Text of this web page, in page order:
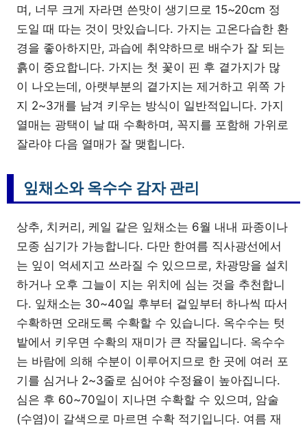
며, 너무 크게 자라면 쓴맛이 생기므로 15~20cm 정
도일 때 따는 것이 맛있습니다. 가지는 고온다습한 환
경을 좋아하지만, 과습에 취약하므로 배수가 잘 되는
흙이 중요합니다. 가지는 첫 꽃이 핀 후 곁가지가 많
이 나오는데, 아랫부분의 곁가지는 제거하고 위쪽 가
지 2~3개를 남겨 키우는 방식이 일반적입니다. 가지
열매는 광택이 날 때 수확하며, 꼭지를 포함해 가위로
잘라야 다음 열매가 잘 맺힙니다.
잎채소와 옥수수 감자 관리
상추, 치커리, 케일 같은 잎채소는 6월 내내 파종이나
모종 심기가 가능합니다. 다만 한여름 직사광선에서
는 잎이 억세지고 쓰라질 수 있으므로, 차광망을 설치
하거나 오후 그늘이 지는 위치에 심는 것을 추천합니
다. 잎채소는 30~40일 후부터 겉잎부터 하나씩 따서
수확하면 오래도록 수확할 수 있습니다. 옥수수는 텃
밭에서 키우면 수확의 재미가 큰 작물입니다. 옥수수
는 바람에 의해 수분이 이루어지므로 한 곳에 여러 포
기를 심거나 2~3줄로 심어야 수정율이 높아집니다.
심은 후 60~70일이 지나면 수확할 수 있으며, 암술
(수염)이 갈색으로 마르면 수확 적기입니다. 여름 재